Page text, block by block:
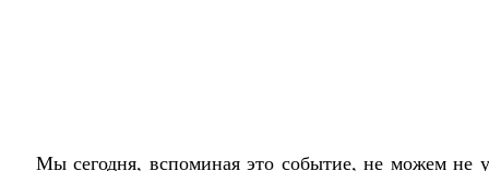
Мы сегодня, вспоминая это событие, не можем не